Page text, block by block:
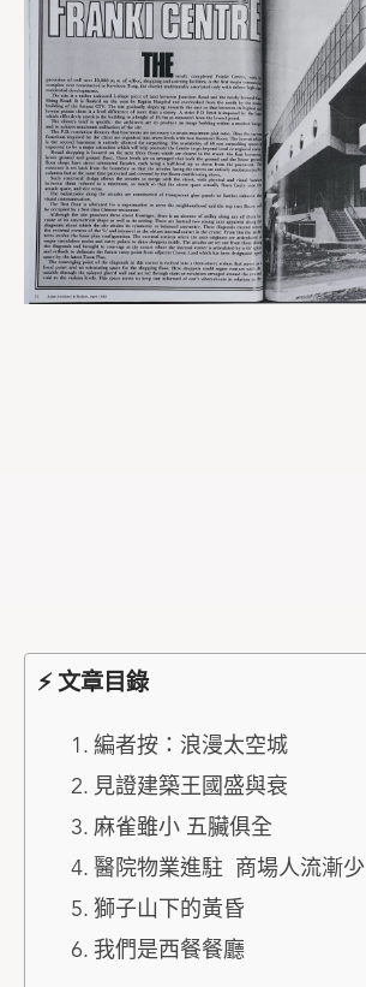
⚡ 文章目錄
編者按：浪漫太空城
見證建築王國盛與衰
麻雀雖小 五臟俱全
醫院物業進駐 商場人流漸少
獅子山下的黃昏
我們是西餐餐廳